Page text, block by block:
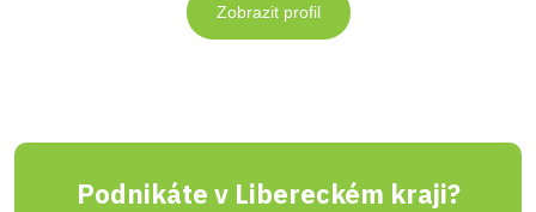
Zobrazit profil
Podnikáte v Libereckém kraji?